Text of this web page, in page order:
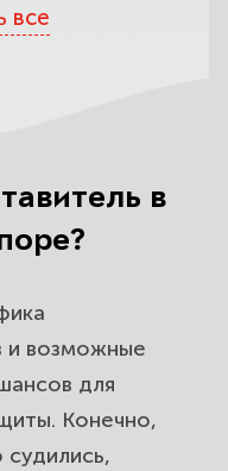
критерию
при
фирмы?
все
в
и возможные
для
Конечно,